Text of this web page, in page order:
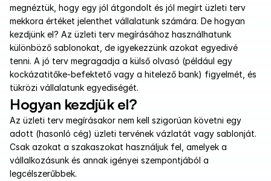
megnéztük, hogy egy jól átgondolt és jól megírt üzleti terv
mekkora értéket jelenthet vállalatunk számára. De hogyan
kezdjünk el? Az üzleti terv megírásához használhatunk
különböző sablonokat, de igyekezzünk azokat egyedivé
tenni. A jó terv megragadja a külső olvasó (például egy
kockázatitőke-befektető vagy a hitelező bank) figyelmét, és
tükrözi vállalatunk egyediségét.
Hogyan kezdjük el?
Az üzleti terv megírásakor nem kell szigorúan követni egy
adott (hasonló cég) üzleti tervének vázlatát vagy sablonját.
Csak azokat a szakaszokat használjuk fel, amelyek a
vállalkozásunk és annak igényei szempontjából a
legcélszerűbbek.